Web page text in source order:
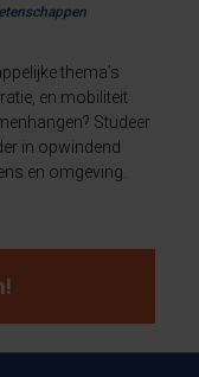
thema’s
en mobiliteit
Studeer
in opwindend
en omgeving.